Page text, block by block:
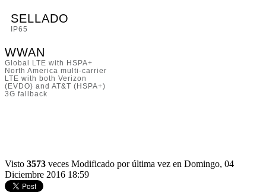
SELLADO
IP65
WWAN
Global LTE with HSPA+
North America multi-carrier
LTE with both Verizon
(EVDO) and AT&T (HSPA+)
3G fallback
Visto 3573 veces Modificado por última vez en Domingo, 04
Diciembre 2016 18:59